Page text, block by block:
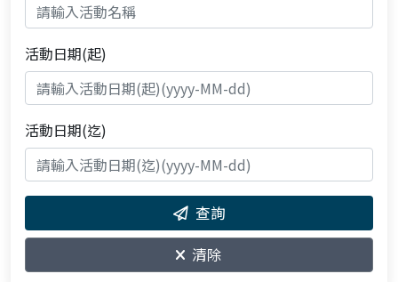
活動日期(起)
活動日期(迄)
查詢
清除